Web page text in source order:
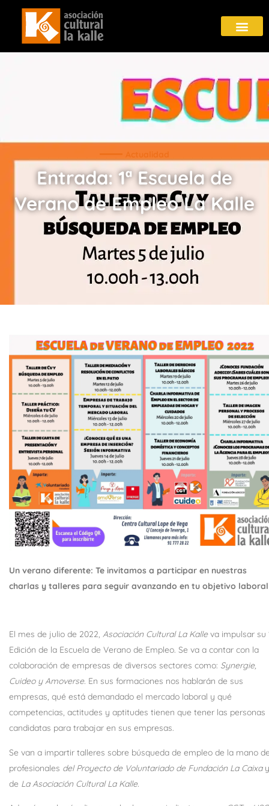
Entrada: 1ª Escuela de
Verano de Empleo La Kalle
Un verano diferente: Te invitamos a participar en nuestras
charlas y talleres para seguir avanzando en tu objetivo laboral
El mes de julio de 2022, Asociación Cultural La Kalleva impulsar su
Edición de la Escuela de Verano de Empleo. Se va a contar con la
colaboración de empresas de diversos sectores como: Synergie,
Cuideo y Amoverse. En sus formaciones nos hablarán de sus
empresas, qué está demandado el mercado laboral y qué
competencias, actitudes y aptitudes tienen que tener las personas
candidatas para trabajar en sus empresas.
Se van a impartir talleres sobre búsqueda de empleo de la mano
profesionales del Proyecto de Voluntariado de Fundación La Caixay
de La Asociación Cultural La Kalle.